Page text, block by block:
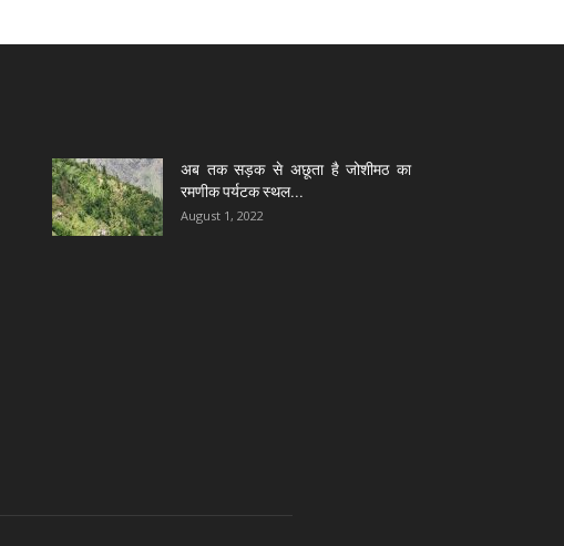
अब तक सड़क से अछूता है जोशीमठ का
रमणीक पर्यटक स्थल...
August 1, 2022